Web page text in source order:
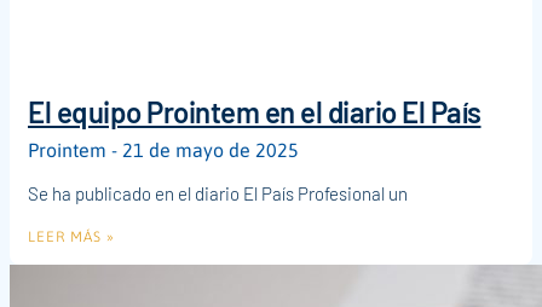
El equipo Prointem en el diario El País
Prointem
21 de mayo de 2025
Se ha publicado en el diario El País Profesional un
LEER MÁS »